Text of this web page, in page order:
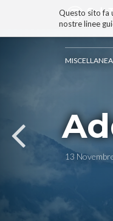
Questo sito fa
nostre linee
ai
contenuti.
|
Salta
alla
navigazione
MISCELLANEA
13